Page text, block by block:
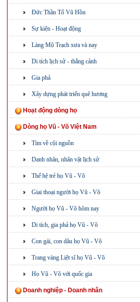
Đức Thần Tổ Vũ Hồn
Sự kiện - Hoạt động
Làng Mộ Trạch xưa và nay
Di tích lịch sử - thắng cảnh
Gia phả
Xây dựng phát triển quê hương
Hoạt động dòng họ
Dòng họ Vũ - Võ Việt Nam
Tìm về cội nguồn
Danh nhân, nhân vật lịch sử
Thế hệ trẻ họ Vũ - Võ
Giai thoại người họ Vũ - Võ
Người họ Vũ - Võ hôm nay
Di tích, gia phả họ Vũ - Võ
Con gái, con dâu họ Vũ - Võ
Trang vàng Liệt sĩ họ Vũ - Võ
Họ Vũ - Võ với quốc gia
Doanh nghiệp - Doanh nhân